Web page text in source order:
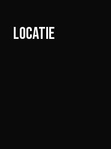
LOCATIE